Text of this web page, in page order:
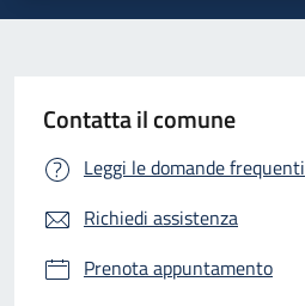
Contatta il comune
Leggi le domande frequenti
Richiedi assistenza
Prenota appuntamento